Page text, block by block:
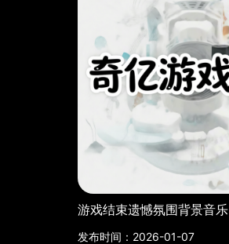
游戏结束遗憾氛围背景音乐
发布时间：2026-01-07